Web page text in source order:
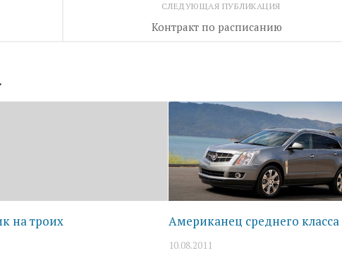
СЛЕДУЮЩАЯ ПУБЛИКАЦИЯ
Контракт по расписанию
на троих Американец среднего класса
10.08.2011